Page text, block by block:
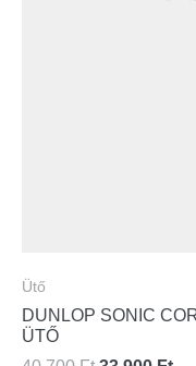
Ütő
DUNLOP SONIC
ÜTŐ